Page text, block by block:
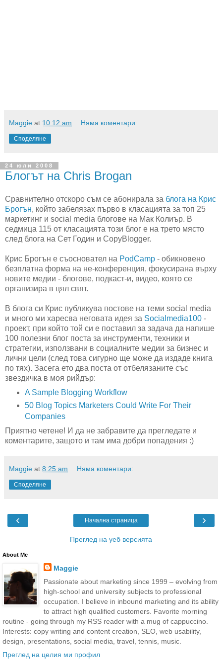
Maggie at 10:12 am Няма коментари:
Споделяне
24 юли 2008
Блогът на Chris Brogan
Сравнително отскоро съм се абонирала за блога на Крис
Брогън, който забелязах първо в класацията за топ 25
маркетинг и social media блогове на Мак Колиър. В
седмица 115 от класацията този блог е на трето място
след блога на Сет Годин и CopyBlogger.
Крис Брогън е съосновател на PodCamp - обикновено
безплатна форма на не-конференция, фокусирана върху
новите медии - блогове, подкаст-и, видео, която се
организира в цял свят.
В блога си Крис публикува постове на теми social media
и много ми харесва неговата идея за Socialmedia100 -
проект, при който той си е поставил за задача да напише
100 полезни блог поста за инструменти, техники и
стратегии, използвани в социалните медии за бизнес и
лични цели (след това сигурно ще може да издаде книга
по тях). Засега ето два поста от отбелязаните със
звездичка в моя рийдър:
A Sample Blogging Workflow
50 Blog Topics Marketers Could Write For Their
Companies
Приятно четене! И да не забравите да прегледате и
коментарите, защото и там има добри попадения :)
Maggie at 8:25 am Няма коментари:
Споделяне
‹ ›
Начална страница
Преглед на уеб версията
About Me
Maggie
Passionate about marketing since 1999 – evolving from
high-school and university subjects to professional
occupation. I believe in inbound marketing and its ability
to attract high qualified customers. Favorite morning
routine - going through my RSS reader with a mug of cappuccino.
Interests: copy writing and content creation, SEO, web usability,
design, presentations, social media, travel, tennis, music.
Преглед на целия ми профил